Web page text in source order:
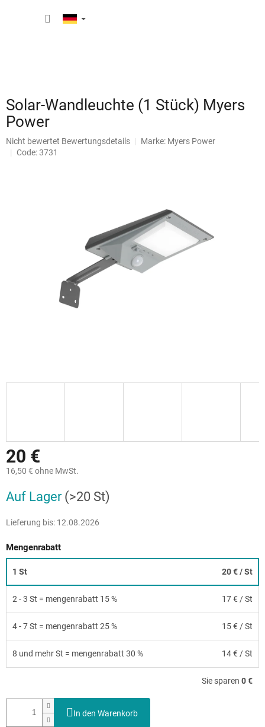
Solar-Wandleuchte (1 Stück) Myers
Power
Die
durchschnittliche
Nicht bewertet Bewertungsdetails Marke: Myers Power
Code: 3731
20 €
16,50 € ohne MwSt.
Auf Lager (>20 St)
Lieferung bis: 12.08.2026
Mengenrabatt
1 St 20 €/ St
2 - 3 St = mengenrabatt 15 % 17 € / St
4 - 7 St = mengenrabatt 25 % 15 € / St
8 und mehr St = mengenrabatt 30 % 14 € / St
Sie sparen 0 €
In den Warenkorb